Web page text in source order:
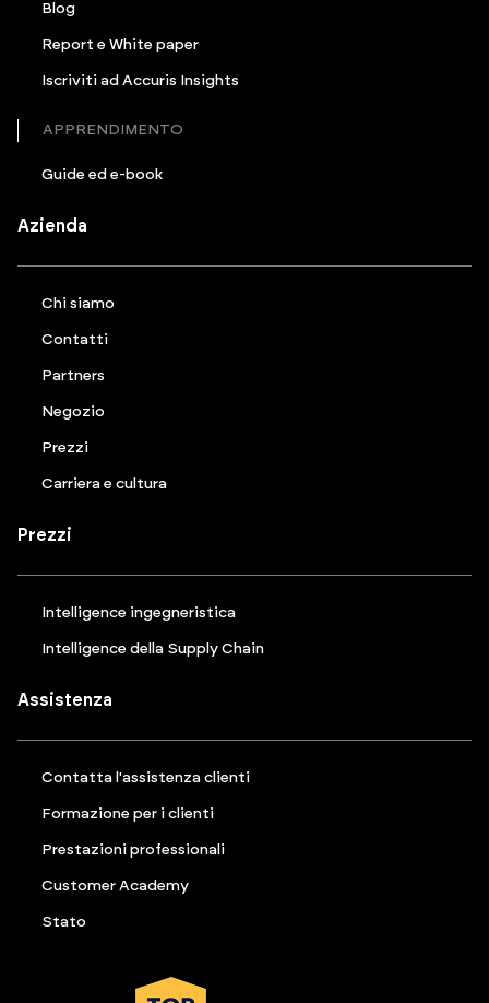
Blog
Report e White paper
Iscriviti ad Accuris Insights
APPRENDIMENTO
Guide ed e-book
Azienda
Chi siamo
Contatti
Partners
Negozio
Prezzi
Carriera e cultura
Prezzi
Intelligence ingegneristica
Intelligence della Supply Chain
Assistenza
Contatta l'assistenza clienti
Formazione per i clienti
Prestazioni professionali
Customer Academy
Stato